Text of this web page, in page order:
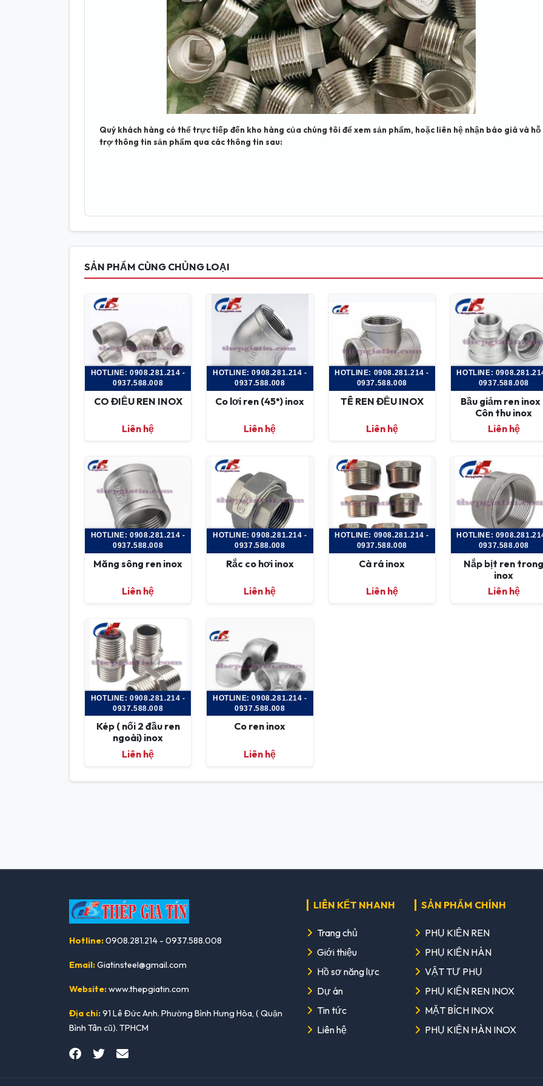
Quý khách hàng có thể trực tiếp đến kho hàng của chúng tôi để xem sản phẩm, hoặc liên hệ nhận báo giá và hỗ
trợ thông tin sản phẩm qua các thông tin sau:
SẢN PHẨM CÙNG CHỦNG LOẠI
HOTLINE: 0908.281.214 -
0937.588.008
CO ĐIẾU REN INOX
Liên hệ
HOTLINE: 0908.281.214 -
0937.588.008
Co lơi ren (45°) inox
Liên hệ
HOTLINE: 0908.281.214 -
0937.588.008
TÊ REN ĐỀU INOX
Liên hệ
HOTLINE:
0937.588.008
Bầu giảm ren
Côn thu inox
Liên hệ
HOTLINE: 0908.281.214 -
0937.588.008
Măng sông ren inox
Liên hệ
HOTLINE: 0908.281.214 -
0937.588.008
Rắc co hơi inox
Liên hệ
HOTLINE: 0908.281.214 -
0937.588.008
Cà rá inox
Liên hệ
HOTLINE:
0937.588.008
Nắp bịt ren
inox
Liên hệ
HOTLINE: 0908.281.214 -
0937.588.008
Kép ( nối 2 đầu ren
ngoài) inox
Liên hệ
HOTLINE: 0908.281.214 -
0937.588.008
Co ren inox
Liên hệ
Hotline:0908.281.214 - 0937.588.008
Email:Giatinsteel@gmail.com
Website:www.thepgiatin.com
Địa chỉ:91 Lê Đức Anh. Phường Bình Hưng Hòa, ( Quận
Bình Tân cũ). TPHCM
LIÊN KẾT NHANH
Trang chủ
Giới thiệu
Hồ sơ năng lực
Dự án
Tin tức
Liên hệ
SẢN PHẨM CHÍNH
PHỤ KIỆN REN
PHỤ KIỆN HÀN
VẬT TƯ PHỤ
PHỤ KIỆN REN INOX
MẶT BÍCH INOX
PHỤ KIỆN HÀN INOX